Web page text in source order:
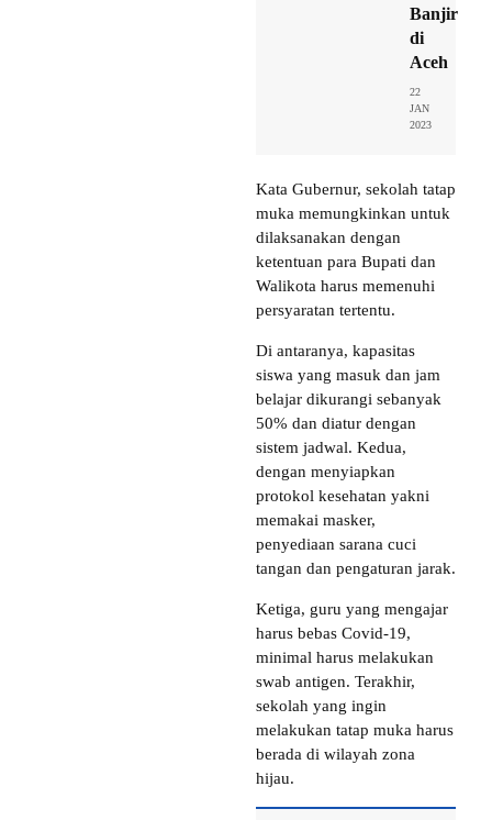
Banjir
di
Aceh
22
JAN
2023
Kata Gubernur, sekolah tatap
muka memungkinkan untuk
dilaksanakan dengan
ketentuan para Bupati dan
Walikota harus memenuhi
persyaratan tertentu.
Di antaranya, kapasitas
siswa yang masuk dan jam
belajar dikurangi sebanyak
50% dan diatur dengan
sistem jadwal. Kedua,
dengan menyiapkan
protokol kesehatan yakni
memakai masker,
penyediaan sarana cuci
tangan dan pengaturan jarak.
Ketiga, guru yang mengajar
harus bebas Covid-19,
minimal harus melakukan
swab antigen. Terakhir,
sekolah yang ingin
melakukan tatap muka harus
berada di wilayah zona
hijau.